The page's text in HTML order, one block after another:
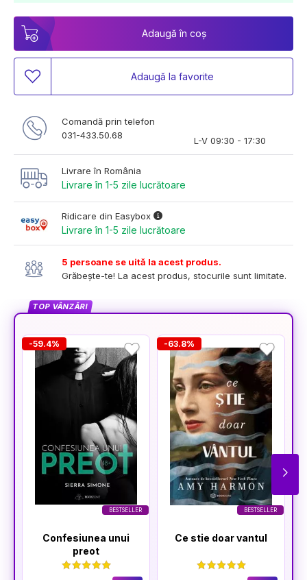
Adaugă în coș
Adaugă la favorite
Comandă prin telefon
031-433.50.68
L-V 09:30 - 17:30
Livrare în România
Livrare în 1-5 zile lucrătoare
Ridicare din Easybox
Livrare în 1-5 zile lucrătoare
5 persoane se uită la acest produs.
Grăbește-te! La acest produs, stocurile sunt limitate.
TOP VÂNZĂRI
BESTSELLER
-59.4%
Confesiunea unui
preot
BESTSELLER
-63.8%
Ce stie doar vantul